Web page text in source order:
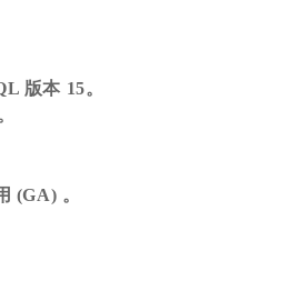
版本 15。
(GA) 。